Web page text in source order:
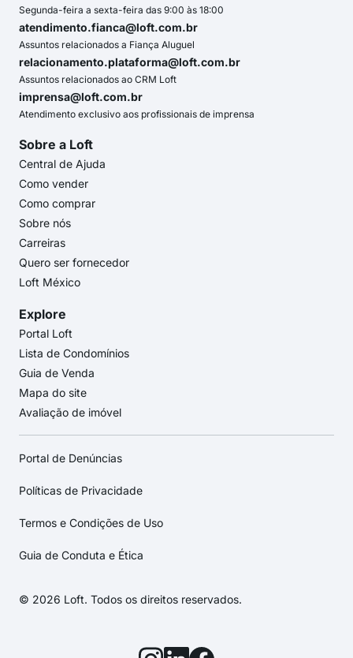
Segunda-feira a sexta-feira das 9:00 às 18:00
atendimento.fianca@loft.com.br
Assuntos relacionados a Fiança Aluguel
relacionamento.plataforma@loft.com.br
Assuntos relacionados ao CRM Loft
imprensa@loft.com.br
Atendimento exclusivo aos profissionais de imprensa
Sobre a Loft
Central de Ajuda
Como vender
Como comprar
Sobre nós
Carreiras
Quero ser fornecedor
Loft México
Explore
Portal Loft
Lista de Condomínios
Guia de Venda
Mapa do site
Avaliação de imóvel
Portal de Denúncias
Políticas de Privacidade
Termos e Condições de Uso
Guia de Conduta e Ética
© 2026 Loft. Todos os direitos reservados.